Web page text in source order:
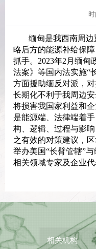
缅甸是我西南周
略后方的能源补给保
抓手。2023年2月缅甸
法案》等国内法实施“
方面援助缅反对派，
长期化不利于我周边
将损害我国家利益和
是能源端、法律端着
构、逻辑、过程与影
之有效的对策建议，
举办美国“长臂管辖”
相关领域专家及企业
相关机构